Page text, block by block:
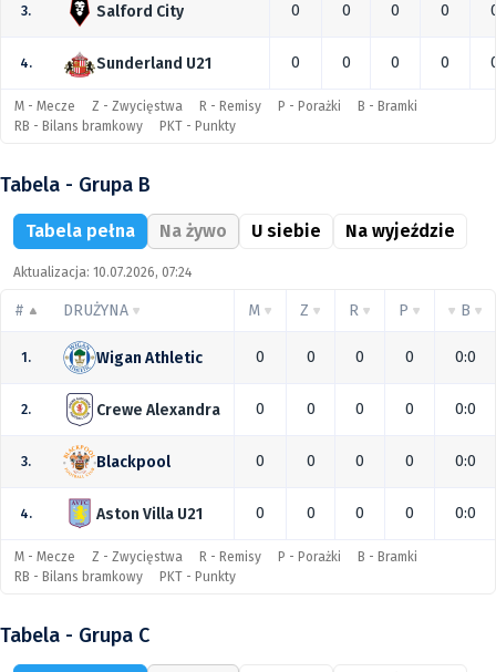
3. Salford City 0 0 0 0
4. Sunderland U21 0 0 0 0
M - Mecze Z - Zwycięstwa R - Remisy P - Porażki
B - Bramki
RB - Bilans bramkowy
PKT - Punkty
Tabela - Grupa B
Tabela pełna Na żywo U siebie Na wyjeździe
Aktualizacja: 10.07.2026, 07:24
# DRUŻYNA M Z R P B
1. Wigan Athletic 0 0 0 0 0:0
2. Crewe Alexandra 0 0 0 0 0:0
3. Blackpool 0 0 0 0 0:0
4. Aston Villa U21 0 0 0 0 0:0
M - Mecze Z - Zwycięstwa R - Remisy P - Porażki
B - Bramki
RB - Bilans bramkowy
PKT - Punkty
Tabela - Grupa C